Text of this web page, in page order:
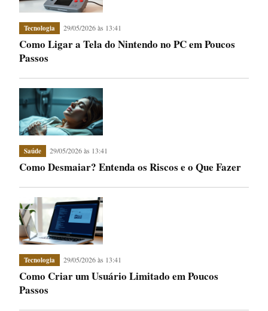
Tecnologia 29/05/2026 às 13:41
Como Ligar a Tela do Nintendo no PC em Poucos
Passos
Saúde 29/05/2026 às 13:41
Como Desmaiar? Entenda os Riscos e o Que Fazer
Tecnologia 29/05/2026 às 13:41
Como Criar um Usuário Limitado em Poucos
Passos